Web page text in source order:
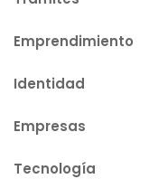
Emprendimiento
Identidad
Empresas
Tecnología